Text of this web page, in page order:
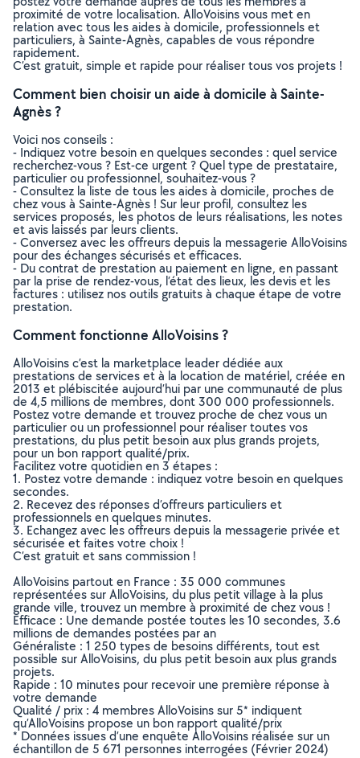
proximité de votre localisation. AlloVoisins vous met en
relation avec tous les aides à domicile, professionnels et
particuliers, à Sainte-Agnès, capables de vous répondre
rapidement.
C’est gratuit, simple et rapide pour réaliser tous vos projets !
Comment bien choisir un aide à domicile à Sainte-
Agnès ?
Voici nos conseils :
- Indiquez votre besoin en quelques secondes : quel service
recherchez-vous ? Est-ce urgent ? Quel type de prestataire,
particulier ou professionnel, souhaitez-vous ?
- Consultez la liste de tous les aides à domicile, proches de
chez vous à Sainte-Agnès ! Sur leur profil, consultez les
services proposés, les photos de leurs réalisations, les notes
et avis laissés par leurs clients.
- Conversez avec les offreurs depuis la messagerie AlloVoisins
pour des échanges sécurisés et efficaces.
- Du contrat de prestation au paiement en ligne, en passant
par la prise de rendez-vous, l’état des lieux, les devis et les
factures : utilisez nos outils gratuits à chaque étape de votre
prestation.
Comment fonctionne AlloVoisins ?
AlloVoisins c’est la marketplace leader dédiée aux
prestations de services et à la location de matériel, créée en
2013 et plébiscitée aujourd’hui par une communauté de plus
de 4,5 millions de membres, dont 300 000 professionnels.
Postez votre demande et trouvez proche de chez vous un
particulier ou un professionnel pour réaliser toutes vos
prestations, du plus petit besoin aux plus grands projets,
pour un bon rapport qualité/prix.
Facilitez votre quotidien en 3 étapes :
1. Postez votre demande : indiquez votre besoin en quelques
secondes.
2. Recevez des réponses d’offreurs particuliers et
professionnels en quelques minutes.
3. Echangez avec les offreurs depuis la messagerie privée et
sécurisée et faites votre choix !
C’est gratuit et sans commission !
AlloVoisins partout en France : 35 000 communes
représentées sur AlloVoisins, du plus petit village à la plus
grande ville, trouvez un membre à proximité de chez vous !
Efficace : Une demande postée toutes les 10 secondes, 3.6
millions de demandes postées par an
Généraliste : 1 250 types de besoins différents, tout est
possible sur AlloVoisins, du plus petit besoin aux plus grands
projets.
Rapide : 10 minutes pour recevoir une première réponse à
votre demande
Qualité / prix : 4 membres AlloVoisins sur 5* indiquent
qu’AlloVoisins propose un bon rapport qualité/prix
* Données issues d’une enquête AlloVoisins réalisée sur un
échantillon de 5 671 personnes interrogées (Février 2024)